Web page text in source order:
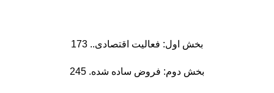
بخش اول: فعالیت اقتصادی.. 173
بخش دوم: فروض ساده شده. 245